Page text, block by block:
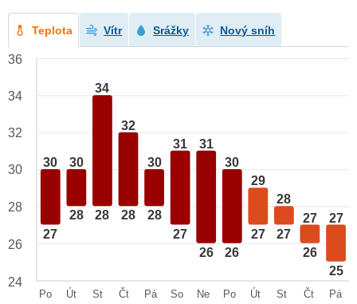
Teplota Vítr Srážky Nový sníh
30
27
30
28
34
28
32
28
30
28
31
27
31
26
30
26
29
27
28
27
27
26
27
25
36
34
32
30
28
26
24
Po
Út
St
Čt
Pá
So
Ne
Po
Út
St
Čt
Pá